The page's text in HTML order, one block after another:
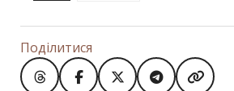
Поділитися